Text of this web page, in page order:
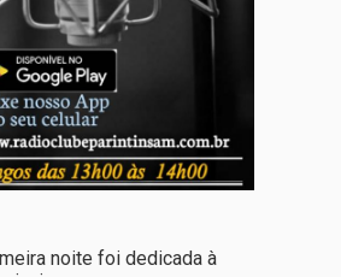
noite foi dedicada à